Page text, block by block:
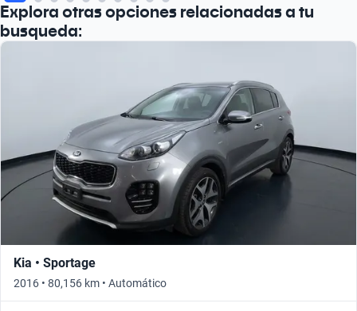
Explora otras opciones relacionadas a tu
busqueda:
Kia • Sportage
2016 • 80,156 km • Automático